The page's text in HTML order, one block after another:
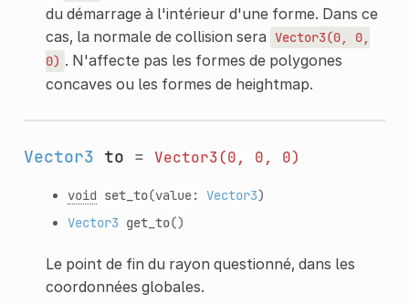
du démarrage à l'intérieur d'une forme. Dans ce
cas, la normale de collision sera Vector3(0,
0,
0) . N'affecte pas les formes de polygones
concaves ou les formes de heightmap.
Vector3 to = Vector3(0, 0, 0)
void set_to(value: Vector3)
Vector3 get_to()
Le point de fin du rayon questionné, dans les
coordonnées globales.